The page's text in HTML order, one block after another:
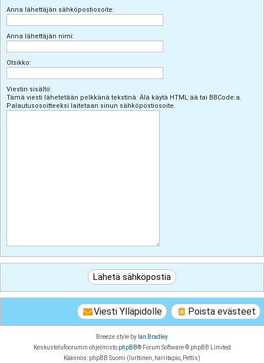
Anna lähettäjän sähköpostiosoite:
Anna lähettäjän nimi:
Otsikko:
Viestin sisältö:
Tämä viesti lähetetään pelkkänä tekstinä. Älä käytä HTML:ää tai BBCode:a.
Palautusosoitteeksi laitetaan sinun sähköpostiosoite.
Poista evästeet
Viesti Ylläpidolle
Breeze style by Ian Bradley
Keskustelufoorumin ohjelmisto phpBB® Forum Software © phpBB Limited
Käännös: phpBB Suomi (lurttinen, harritapio, Pettis)